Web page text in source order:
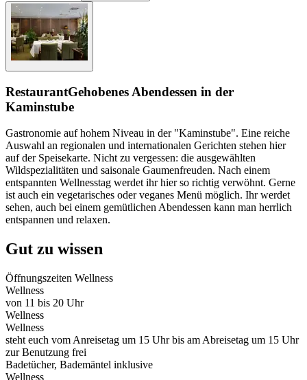
RestaurantGehobenes Abendessen in der
Kaminstube
Gastronomie auf hohem Niveau in der "Kaminstube". Eine reiche
Auswahl an regionalen und internationalen Gerichten stehen hier
auf der Speisekarte. Nicht zu vergessen: die ausgewählten
Wildspezialitäten und saisonale Gaumenfreuden. Nach einem
entspannten Wellnesstag werdet ihr hier so richtig verwöhnt. Gerne
ist auch ein vegetarisches oder veganes Menü möglich. Ihr werdet
sehen, auch bei einem gemütlichen Abendessen kann man herrlich
entspannen und relaxen.
Gut zu wissen
Öffnungszeiten Wellness
Wellness
von 11 bis 20 Uhr
Wellness
Wellness
steht euch vom Anreisetag um 15 Uhr bis am Abreisetag um 15 Uhr
zur Benutzung frei
Badetücher, Bademäntel inklusive
Wellness